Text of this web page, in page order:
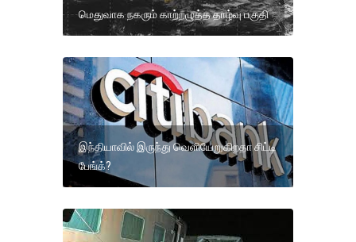
மெதுவாக நகரும் காற்றழுத்த தாழ்வு பகுதி
இந்தியாவில் இருந்து வெளியேறுகிறதா சிட்டி
பேங்க்?